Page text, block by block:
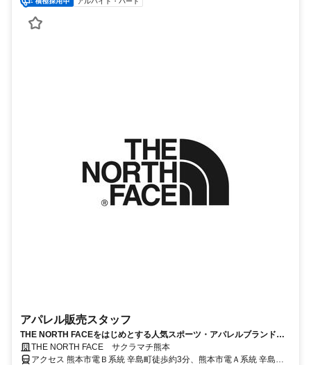
アパレル販売スタッフ
THE NORTH FACEをはじめとする人気スポーツ・アパレルブランドを
展開。
THE NORTH FACE サクラマチ熊本
アクセス 熊本市電Ｂ系統 辛島町徒歩約3分、熊本市電Ａ系統 辛島町